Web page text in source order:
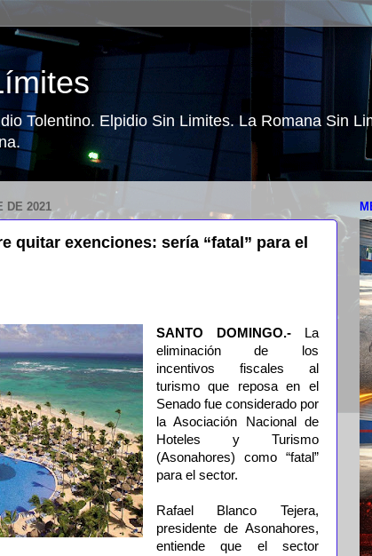
Tolentino. Elpidio Sin Limites. La Romana Sin
DE 2021
quitar exenciones: sería “fatal” para el
SANTO DOMINGO.-
La
eliminación de los
incentivos fiscales al
turismo que reposa en el
Senado fue considerado por
la Asociación Nacional de
Hoteles y Turismo
(Asonahores) como “fatal”
para el sector.
Rafael Blanco Tejera,
presidente de Asonahores,
entiende que el sector